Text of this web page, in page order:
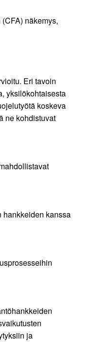
näkemys,
Eri tavoin
yksilökohtaisesta
koskeva
ne kohdistuvat
hankkeiden kanssa
ja